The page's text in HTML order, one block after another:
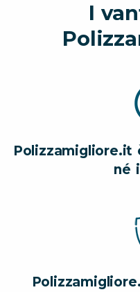
I
Polizzamigliore.it
né